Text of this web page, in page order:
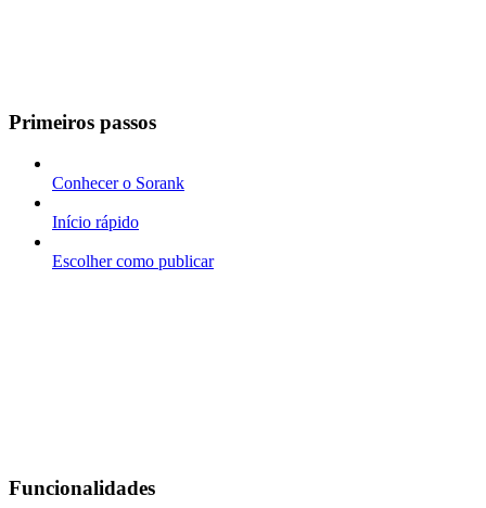
Primeiros passos
Conhecer o Sorank
Início rápido
Escolher como publicar
Funcionalidades